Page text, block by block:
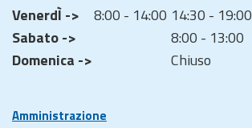
VenerdÌ ->
8:00 - 14:00 14:30 - 19:00
Sabato ->
8:00 - 13:00
Domenica ->
Chiuso
Amministrazione